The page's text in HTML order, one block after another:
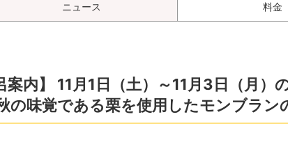
ニュース 料金
案内】 11月1日（土）～11月3日（月
の味覚である栗を使用したモンブラン